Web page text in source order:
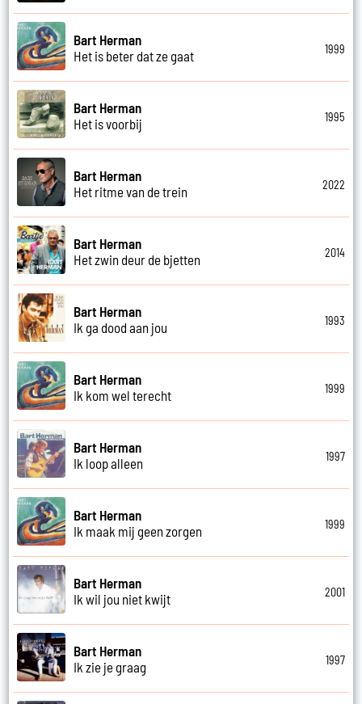
Bart Herman
Het is beter dat ze gaat
1999
Bart Herman
Het is voorbij
1995
Bart Herman
Het ritme van de trein
2022
Bart Herman
Het zwin deur de bjetten
2014
Bart Herman
Ik ga dood aan jou
1993
Bart Herman
Ik kom wel terecht
1999
Bart Herman
Ik loop alleen
1997
Bart Herman
Ik maak mij geen zorgen
1999
Bart Herman
Ik wil jou niet kwijt
2001
Bart Herman
Ik zie je graag
1997